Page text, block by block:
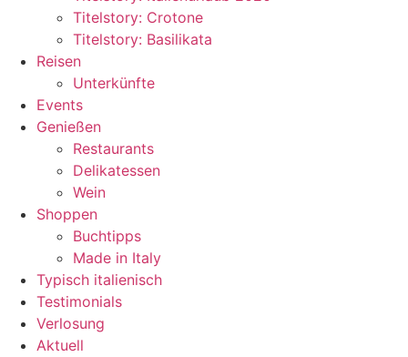
Titelstory: Crotone
Titelstory: Basilikata
Reisen
Unterkünfte
Events
Genießen
Restaurants
Delikatessen
Wein
Shoppen
Buchtipps
Made in Italy
Typisch italienisch
Testimonials
Verlosung
Aktuell